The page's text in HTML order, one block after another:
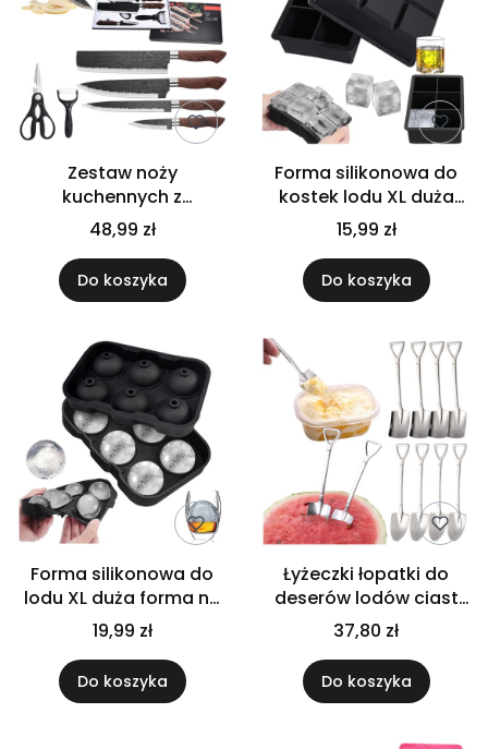
Zestaw noży
kuchennych z
akcesoriami noże
nożyczki kuchenne
obieraczka
48,99 zł
Do koszyka
Forma silikonowa do
kostek lodu XL duża
forma na lód
15,99 zł
Do koszyka
Forma silikonowa do
lodu XL duża forma na
lód kule lodowe 3D
19,99 zł
Do koszyka
Łyżeczki łopatki do
deserów lodów ciast
na impreze zestaw
łyżek deserowych
ozdobnych
37,80 zł
Do koszyka